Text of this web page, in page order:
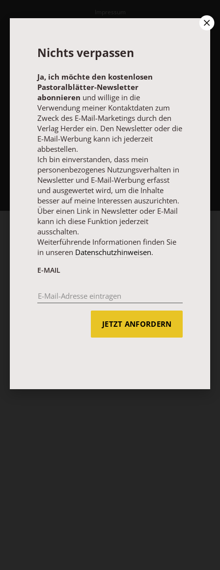
Impressum
Vertrag widerrufen
NACH OBEN
Nichts verpassen
Ja, ich möchte den kostenlosen
Pastoralblätter-Newsletter
abonnieren und willige in die
Verwendung meiner Kontaktdaten zum
Zweck des E-Mail-Marketings durch den
Verlag Herder ein. Den Newsletter oder die
E-Mail-Werbung kann ich jederzeit
abbestellen.
Ich bin einverstanden, dass mein
personenbezogenes Nutzungsverhalten in
Newsletter und E-Mail-Werbung erfasst
und ausgewertet wird, um die Inhalte
besser auf meine Interessen auszurichten.
Über einen Link in Newsletter oder E-Mail
kann ich diese Funktion jederzeit
ausschalten.
Weiterführende Informationen finden Sie
in unseren Datenschutzhinweisen.
E-MAIL
JETZT ANFORDERN